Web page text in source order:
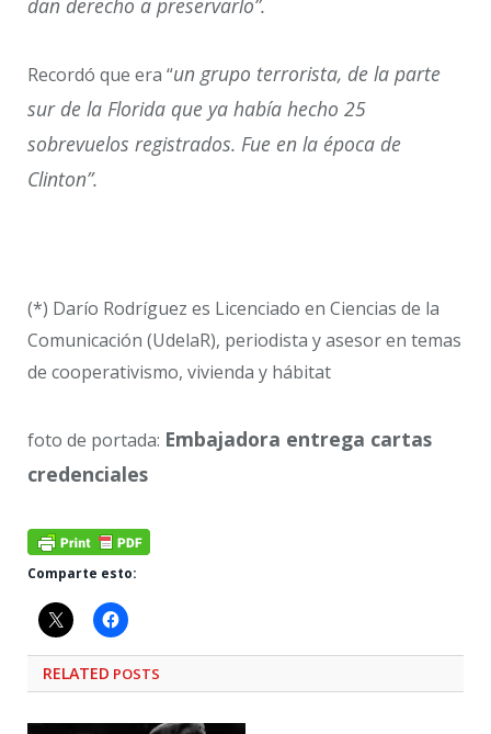
dan derecho a preservarlo”.
Recordó que era “un grupo terrorista, de la parte
sur de la Florida que ya había hecho 25
sobrevuelos registrados. Fue en la época de
Clinton”.
(*) Darío Rodríguez es Licenciado en Ciencias de la
Comunicación (UdelaR), periodista y asesor en temas
de cooperativismo, vivienda y hábitat
foto de portada: Embajadora entrega cartas
credenciales
Comparte esto:
RELATED POSTS